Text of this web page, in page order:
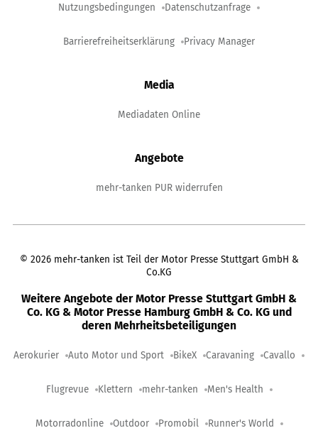
Nutzungsbedingungen Datenschutzanfrage
Barrierefreiheitserklärung Privacy Manager
Media
Mediadaten Online
Angebote
mehr-tanken PUR widerrufen
© 2026 mehr-tanken ist Teil der Motor Presse Stuttgart GmbH &
Co.KG
Weitere Angebote der Motor Presse Stuttgart GmbH &
Co. KG & Motor Presse Hamburg GmbH & Co. KG und
deren Mehrheitsbeteiligungen
Aerokurier Auto Motor und Sport BikeX Caravaning Cavallo
Flugrevue Klettern mehr-tanken Men's Health
Motorradonline Outdoor Promobil Runner's World